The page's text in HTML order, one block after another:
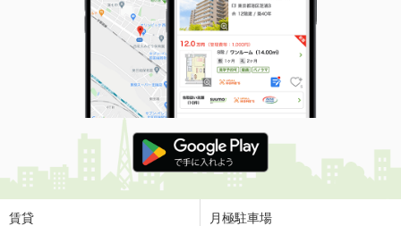
賃貸 月極駐車場